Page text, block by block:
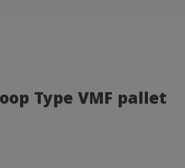
Type VMF pallet